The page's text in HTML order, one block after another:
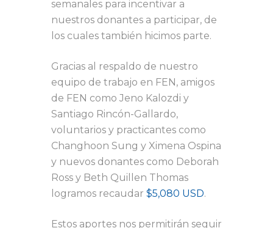
semanales para incentivar a
nuestros donantes a participar, de
los cuales también hicimos parte.
Gracias al respaldo de nuestro
equipo de trabajo en FEN, amigos
de FEN como Jeno Kalozdi y
Santiago Rincón-Gallardo,
voluntarios y practicantes como
Changhoon Sung y Ximena Ospina
y nuevos donantes como Deborah
Ross y Beth Quillen Thomas
logramos recaudar $5,080 USD.
Estos aportes nos permitirán seguir